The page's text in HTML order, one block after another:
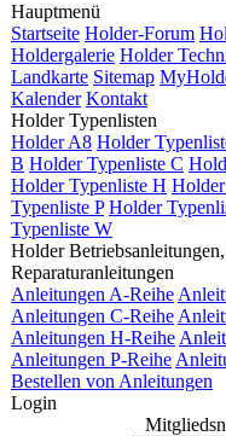
Hauptmenü
Startseite Holder-Forum
Holdergalerie Holder
Landkarte Sitemap
Kalender Kontakt
Holder Typenlisten
Holder A8 Holder
B Holder Typenliste C
Holder Typenliste H
Typenliste P Holder
Typenliste W
Holder
Reparaturanleitungen
Anleitungen A-Reihe
Anleitungen C-Reihe
Anleitungen H-Reihe
Anleitungen P-Reihe
Bestellen von Anleitungen
Login